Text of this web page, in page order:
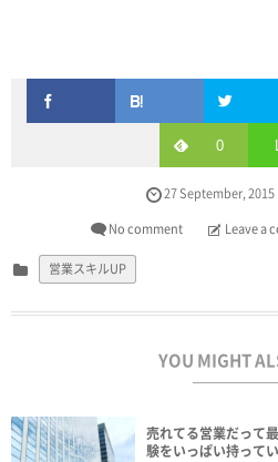
0
27September,2015
No comment
Leave a
営業スキルUP
YOU MIGHT
売れてる営業だって
験をいっぱい持って